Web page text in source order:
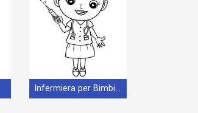
Infermiera per Bimbi di 5 Anni